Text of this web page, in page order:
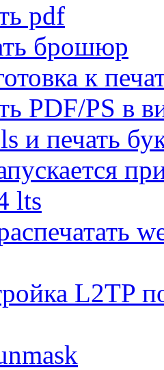
pdf
брошюр
к
PDF/PS в
и печать
lts
L2TP